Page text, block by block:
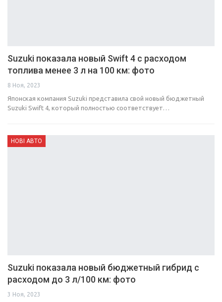
Suzuki показала новый Swift 4 с расходом
топлива менее 3 л на 100 км: фото
8 Ноя, 2023
Японская компания Suzuki представила свой новый бюджетный
Suzuki Swift 4, который полностью соответствует…
НОВІ АВТО
Suzuki показала новый бюджетный гибрид с
расходом до 3 л/100 км: фото
3 Ноя, 2023